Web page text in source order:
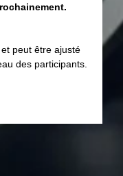
peut être ajusté
des participants.